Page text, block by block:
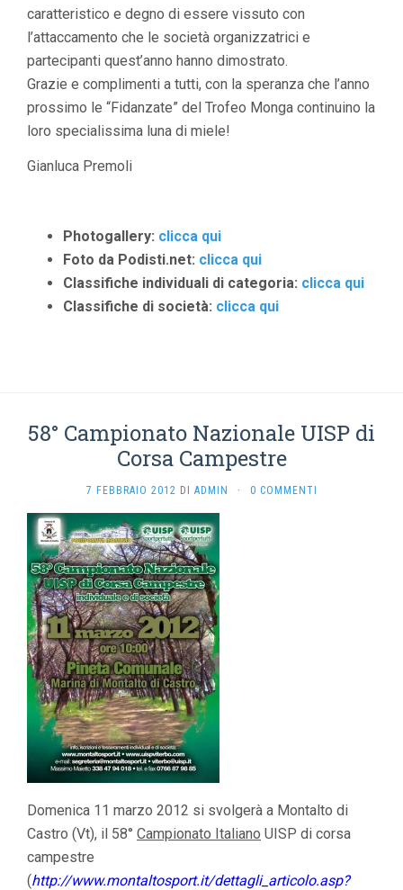
caratteristico e degno di essere vissuto con
l’attaccamento che le società organizzatrici e
partecipanti quest’anno hanno dimostrato.
Grazie e complimenti a tutti, con la speranza che l’anno
prossimo le “Fidanzate” del Trofeo Monga continuino la
loro specialissima luna di miele!
Gianluca Premoli
Photogallery: clicca qui
Foto da Podisti.net: clicca qui
Classifiche individuali di categoria: clicca qui
Classifiche di società: clicca qui
58° Campionato Nazionale UISP di
Corsa Campestre
7 FEBBRAIO 2012 DI ADMIN · 0 COMMENTI
Domenica 11 marzo 2012 si svolgerà a Montalto di
Castro (Vt), il 58° Campionato Italiano UISP di corsa
campestre
(http://www.montaltosport.it/dettagli_articolo.asp?